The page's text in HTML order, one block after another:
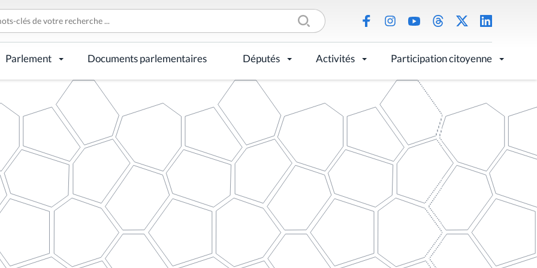
Parlement Documents parlementaires Députés Activités Participation citoyenne